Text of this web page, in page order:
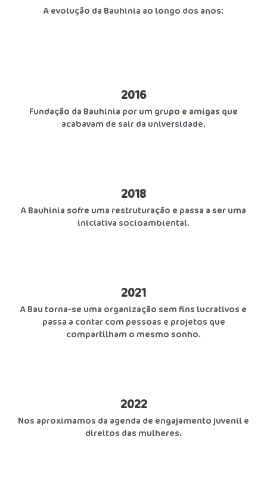
A evolução da Bauhinia ao longo dos anos:
2016
Fundação da Bauhinia por um grupo e amigas que
acabavam de sair da universidade.
2018
A Bauhinia sofre uma restruturação e passa a ser uma
iniciativa socioambiental.
2021
A Bau torna-se uma organização sem fins lucrativos e
passa a contar com pessoas e projetos que
compartilham o mesmo sonho.
2022
Nos aproximamos da agenda de engajamento juvenil e
direitos das mulheres.